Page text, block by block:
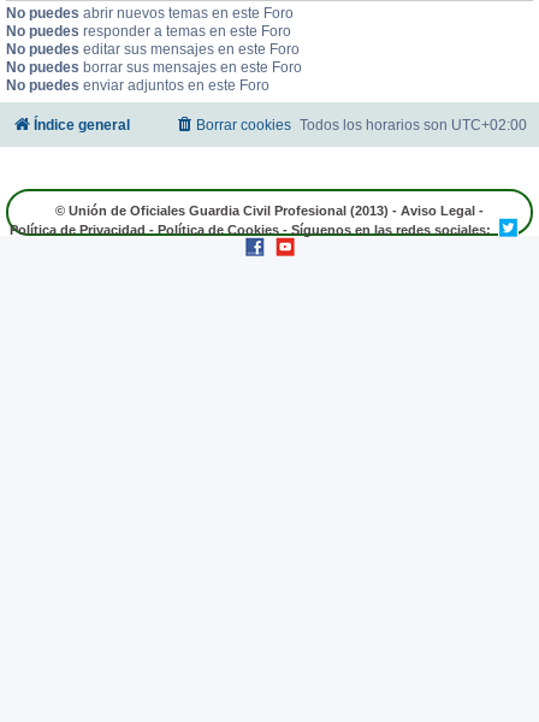
No puedes abrir nuevos temas en este Foro
No puedes responder a temas en este Foro
No puedes editar sus mensajes en este Foro
No puedes borrar sus mensajes en este Foro
No puedes enviar adjuntos en este Foro
Índice general Todos los horarios son UTC+02:00
Borrar cookies
© Unión de Oficiales Guardia Civil Profesional (2013) - Aviso Legal -
Política de Privacidad - Política de Cookies - Síguenos en las redes sociales: